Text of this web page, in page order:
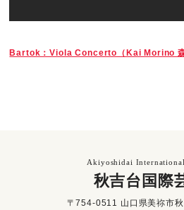
Bartok：Viola Concerto（Kai Morino 森
Akiyoshidai
秋吉台国際
〒754-0511 山口県美祢市